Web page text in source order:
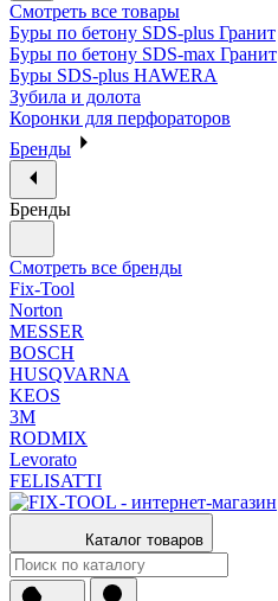
Смотреть все товары
Буры по бетону SDS-plus Гранит
Буры по бетону SDS-max Гранит
Буры SDS-plus HAWERA
Зубила и долота
Коронки для перфораторов
Бренды
Бренды
Смотреть все бренды
Fix-Tool
Norton
MESSER
BOSCH
HUSQVARNA
KEOS
3М
RODMIX
Levorato
FELISATTI
Каталог товаров